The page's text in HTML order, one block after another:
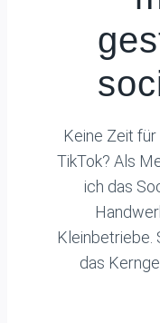
Keine Zeit
TikTok? Als
ich das
Kleinbetriebe.
das